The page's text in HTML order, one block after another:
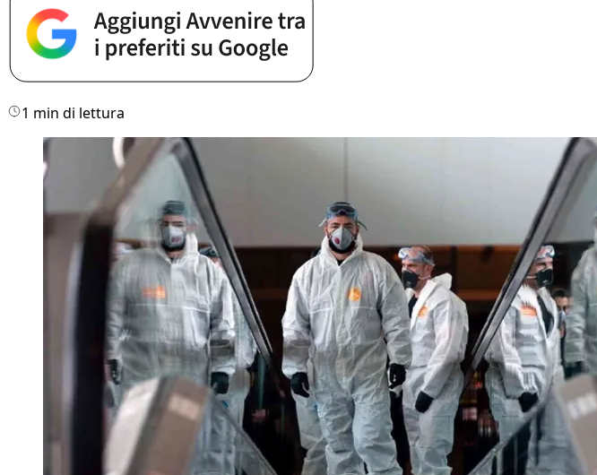
1 min di lettura